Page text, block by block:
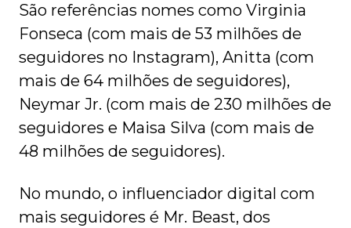
São referências nomes como Virginia
Fonseca (com mais de 53 milhões de
seguidores no Instagram), Anitta (com
mais de 64 milhões de seguidores),
Neymar Jr. (com mais de 230 milhões de
seguidores e Maisa Silva (com mais de
48 milhões de seguidores).
No mundo, o influenciador digital com
mais seguidores é Mr. Beast, dos